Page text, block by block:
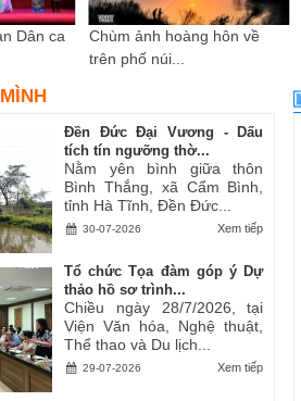
Dân ca
Chùm ảnh hoàng hôn về
trên phố núi...
Đền Đức Đại Vương - Dấu
tích tín ngưỡng thờ...
Nằm yên bình giữa thôn
Bình Thắng, xã Cẩm Bình,
tỉnh Hà Tĩnh, Đền Đức...
Xem tiếp
30-07-2026
Tổ chức Tọa đàm góp ý Dự
thảo hồ sơ trình...
Chiều ngày 28/7/2026, tại
Viện Văn hóa, Nghệ thuật,
Thể thao và Du lịch...
Xem tiếp
29-07-2026